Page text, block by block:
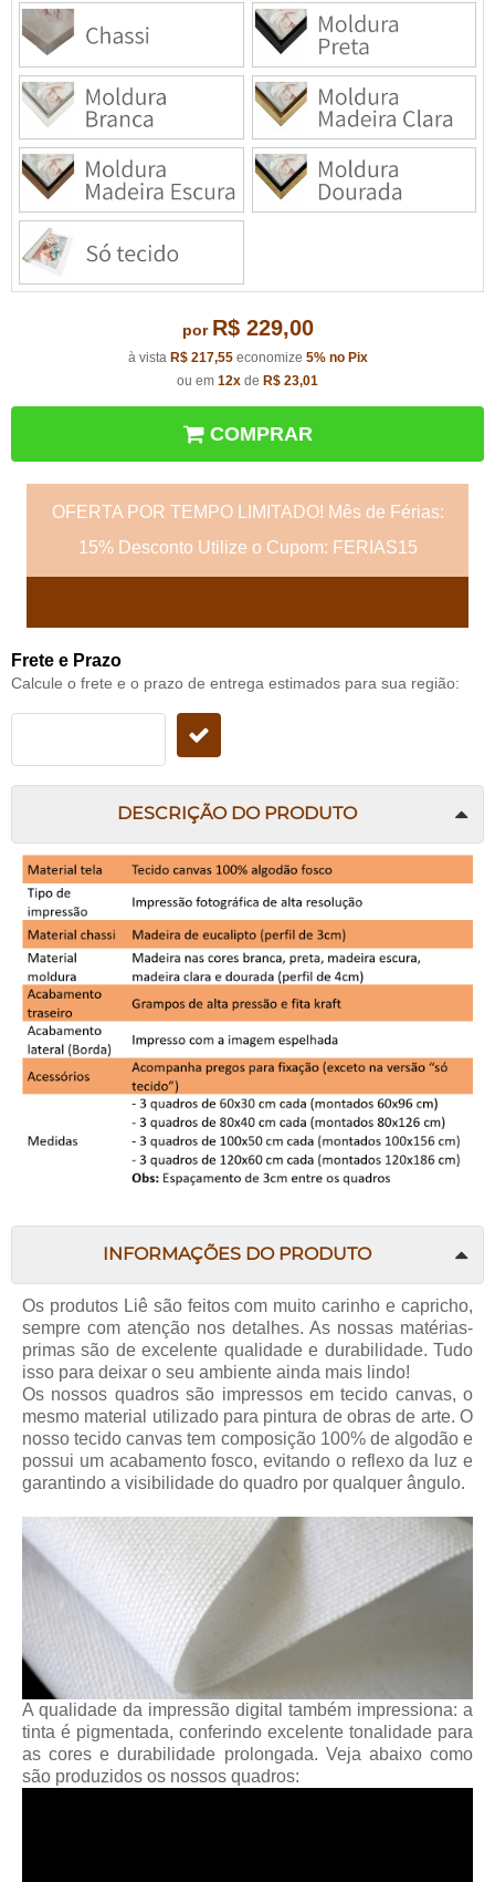
por R$ 229,00
à vista R$ 217,55economize 5% no Pix
ou em 12x de R$ 23,01
COMPRAR
OFERTA POR TEMPO LIMITADO! Mês de Férias:
15% Desconto Utilize o Cupom: FERIAS15
Frete e Prazo
Calcule o frete e o prazo de entrega estimados para sua região:
DESCRIÇÃO DO PRODUTO
INFORMAÇÕES DO PRODUTO
Os produtos Liêsão feitos com muito carinho e capricho,
sempre com atenção nos detalhes. As nossas matérias-
primas são de excelente qualidade e durabilidade. Tudo
isso para deixar o seu ambiente ainda mais lindo!
Os nossos quadros são impressos em tecido canvas, o
mesmo material utilizado para pintura de obras de arte. O
nosso tecido canvas tem composição 100% de algodão e
possui um acabamento fosco, evitando o reflexo da luz e
garantindo a visibilidade do quadro por qualquer ângulo.
A qualidade da impressão digital também impressiona: a
tinta é pigmentada, conferindo excelente tonalidade para
as cores e durabilidade prolongada. Veja abaixo como
são produzidos os nossos quadros: